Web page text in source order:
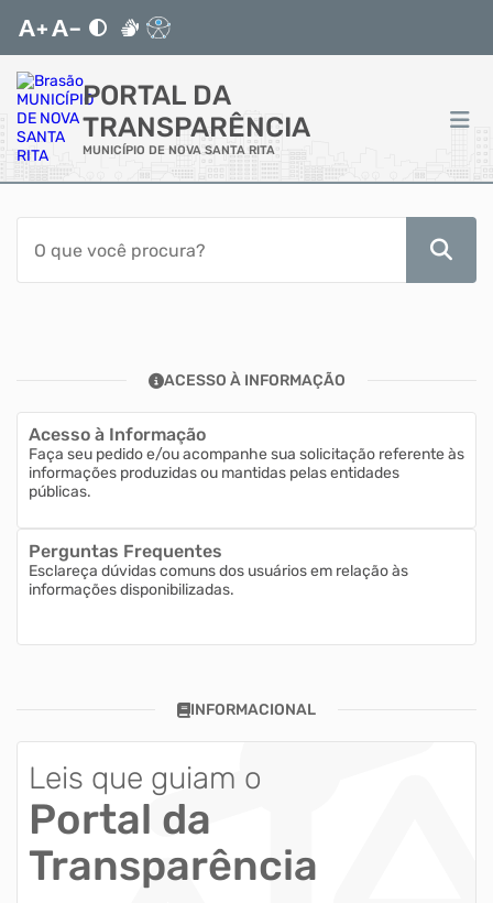
PORTAL DA
TRANSPARÊNCIA
MUNICÍPIO DE NOVA SANTA RITA
ACESSO RÁPIDO
Acessibilidade
Autoatendimento
Mapa do Site
ACESSO À INFORMAÇÃO
Acesso à Informação
Faça seu pedido e/ou acompanhe sua solicitação referente às
informações produzidas ou mantidas pelas entidades
públicas.
Perguntas Frequentes
Esclareça dúvidas comuns dos usuários em relação às
informações disponibilizadas.
INFORMACIONAL
Leis que guiam o
Portal da
Transparência